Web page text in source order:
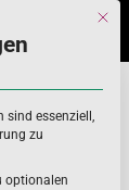
Mit
sind essenziell,
zu
optionalen